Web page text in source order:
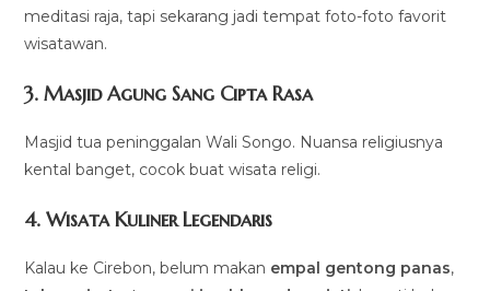
meditasi raja, tapi sekarang jadi tempat foto-foto favorit
wisatawan.
3. Masjid Agung Sang Cipta Rasa
Masjid tua peninggalan Wali Songo. Nuansa religiusnya
kental banget, cocok buat wisata religi.
4. Wisata Kuliner Legendaris
Kalau ke Cirebon, belum makan empal gentong panas,